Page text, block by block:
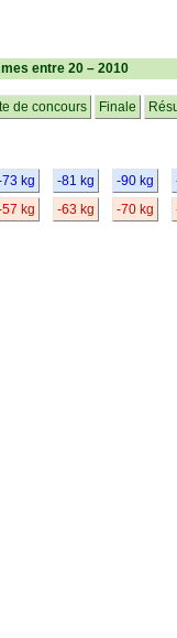
entre 20 – 2010
de concours Finale
73 kg -81 kg -90 kg
57 kg -63 kg -70 kg